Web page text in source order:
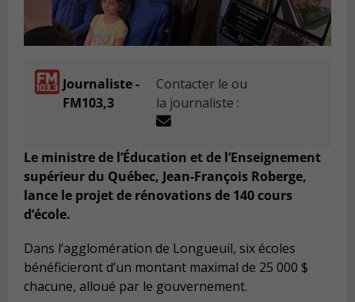
Journaliste -
FM103,3
Contacter le ou
la journaliste :
Le ministre de l’Éducation et de l’Enseignement
supérieur du Québec, Jean-François Roberge,
lance le projet de rénovations de 140 cours
d’école.
Dans l’agglomération de Longueuil, six écoles
bénéficieront d’un montant maximal de 25 000 $
chacune, alloué par le gouvernement.